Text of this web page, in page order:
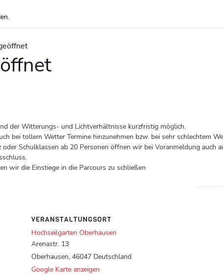
der Witterungs- und Lichtverhältnisse kurzfristig möglich.
bei tollem Wetter Termine hinzunehmen bzw. bei sehr schlechtem
Schulklassen ab 20 Personen öffnen wir bei Voranmeldung auch
wir die Einstiege in die Parcours zu schließen
VERANSTALTUNGSORT
Hochseilgarten Oberhausen
Arenastr. 13
Oberhausen, 46047 Deutschland
Google Karte anzeigen